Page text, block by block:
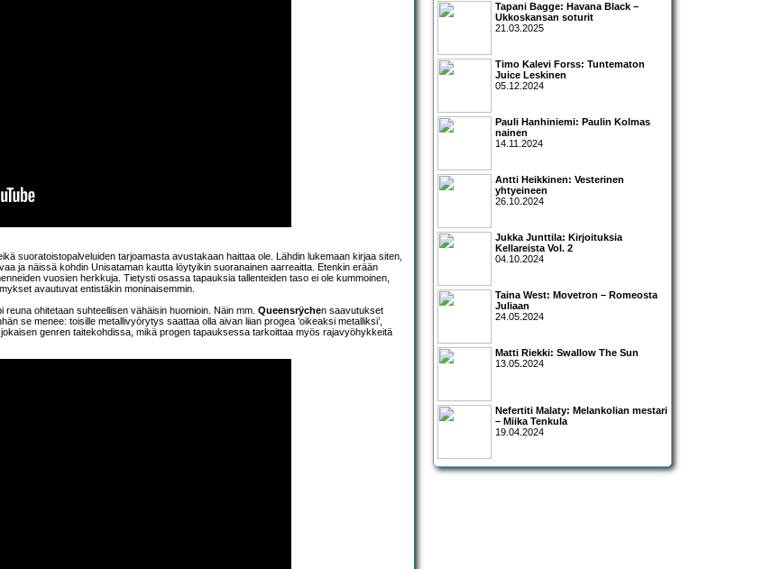
suoratoistopalveluiden tarjoamasta avustakaan haittaa ole. Lähdin lukemaan kirjaa siten,
ja näissä kohdin Unisataman kautta löytyikin suoranainen aarreaitta. Etenkin erään
vuosien herkkuja. Tietysti osassa tapauksia tallenteiden taso ei ole kummoinen,
avautuvat entistäkin moninaisemmin.
ohitetaan suhteellisen vähäisin huomioin. Näin mm. Queensrÿchen saavutukset
se menee: toisille metallivyörytys saattaa olla aivan liian progea ’oikeaksi metalliksi’,
genren taitekohdissa, mikä progen tapauksessa tarkoittaa myös rajavyöhykkeitä
Tapani Bagge: Havana Black –
Ukkoskansan soturit
21.03.2025
Timo Kalevi Forss: Tuntematon
Juice Leskinen
05.12.2024
Pauli Hanhiniemi: Paulin Kolmas
nainen
14.11.2024
Antti Heikkinen: Vesterinen
yhtyeineen
26.10.2024
Jukka Junttila: Kirjoituksia
Kellareista Vol. 2
04.10.2024
Taina West: Movetron – Romeosta
Juliaan
24.05.2024
Matti Riekki: Swallow The Sun
13.05.2024
Nefertiti Malaty: Melankolian mestari
– Miika Tenkula
19.04.2024